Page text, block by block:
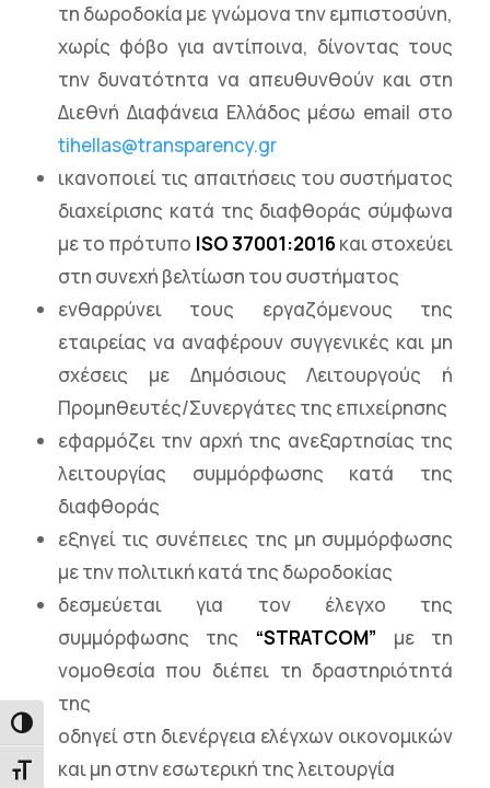
Εναλλαγή Υψηλής Αντίθεσης
Εναλλαγή Μεγέθους Γραμμάτων
τη δωροδοκία με γνώμονα την εμπιστοσύνη,
χωρίς φόβο για αντίποινα, δίνοντας τους
την δυνατότητα να απευθυνθούν και στη
Διεθνή Διαφάνεια Ελλάδος μέσω email στο
tihellas@transparency.gr
ικανοποιεί τις απαιτήσεις του συστήματος
διαχείρισης κατά της διαφθοράς σύμφωνα
με το πρότυπο ISO 37001:2016και στοχεύει
στη συνεχή βελτίωση του συστήματος
ενθαρρύνει τους εργαζόμενους της
εταιρείας να αναφέρουν συγγενικές και μη
σχέσεις με Δημόσιους Λειτουργούς ή
Προμηθευτές/Συνεργάτες της επιχείρησης
εφαρμόζει την αρχή της ανεξαρτησίας της
λειτουργίας συμμόρφωσης κατά της
διαφθοράς
εξηγεί τις συνέπειες της μη συμμόρφωσης
με την πολιτική κατά της δωροδοκίας
δεσμεύεται για τον έλεγχο της
συμμόρφωσης της “STRATCOM” με τη
νομοθεσία που διέπει τη δραστηριότητά
της
οδηγεί στη διενέργεια ελέγχων οικονομικών
και μη στην εσωτερική της λειτουργία